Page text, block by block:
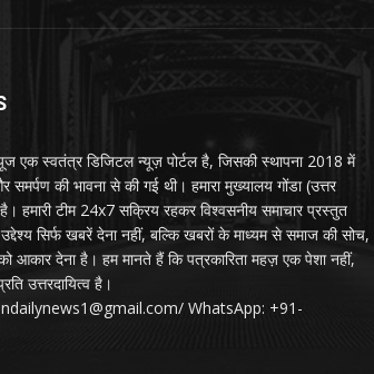
एक स्वतंत्र डिजिटल न्यूज़ पोर्टल है, जिसकी स्थापना 2018 में
समर्पण की भावना से की गई थी। हमारा मुख्यालय गोंडा (उत्तर
हमारी टीम 24x7 सक्रिय रहकर विश्वसनीय समाचार प्रस्तुत
सिर्फ खबरें देना नहीं, बल्कि खबरों के माध्यम से समाज की सोच,
आकार देना है। हम मानते हैं कि पत्रकारिता महज़ एक पेशा नहीं,
उत्तरदायित्व है।
WhatsApp: +91-